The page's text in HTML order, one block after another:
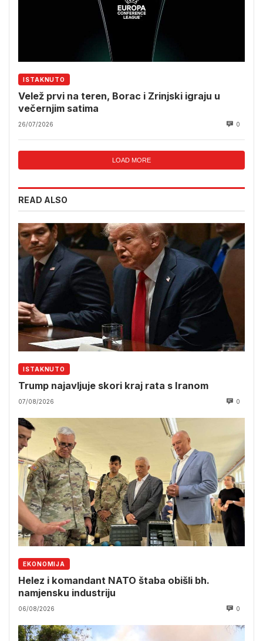
ISTAKNUTO
Velež prvi na teren, Borac i Zrinjski igraju u
večernjim satima
26/07/2026 0
LOAD MORE
READ ALSO
ISTAKNUTO
Trump najavljuje skori kraj rata s Iranom
07/08/2026 0
EKONOMIJA
Helez i komandant NATO štaba obišli bh.
namjensku industriju
06/08/2026 0